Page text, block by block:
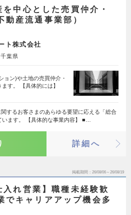
を中心とした売買仲介・
動産流通事業部）
ト株式会社
千葉県
ョン)や土地の売買仲介・
ます。 【具体的には】
関するお客さまのあらゆる要望に応える「総合
ます。 【具体的な事業内容】 ■…
詳細へ
掲載期間 26/08/06～26/08/19
入れ営業】職種未経験歓
キャリアアップ機会多